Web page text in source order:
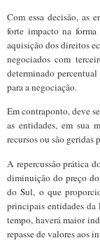
Com essa decisão, as
forte impacto na
aquisição dos direitos
negociados com
determinado
para a negociação.
Em contraponto, deve
as entidades, em sua
recursos ou são geridas
A repercussão prática
diminuição do preço
do Sul, o que
principais entidades da
tempo, haverá maior
repasse de valores aos